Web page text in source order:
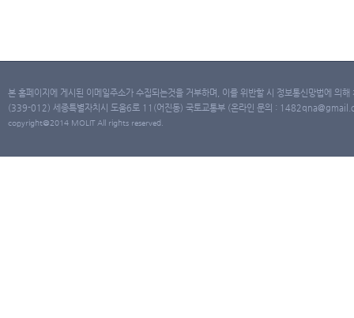
본 홈페이지에 게시된 이메일주소가 수집되는것을 거부하며, 이를 위반할 시 정보통신망법에 의
(339-012) 세종특별자치시 도움6로 11(어진동) 국토교통부 (온라인 문의 :
copyright@2014 MOLIT All rights reserved.